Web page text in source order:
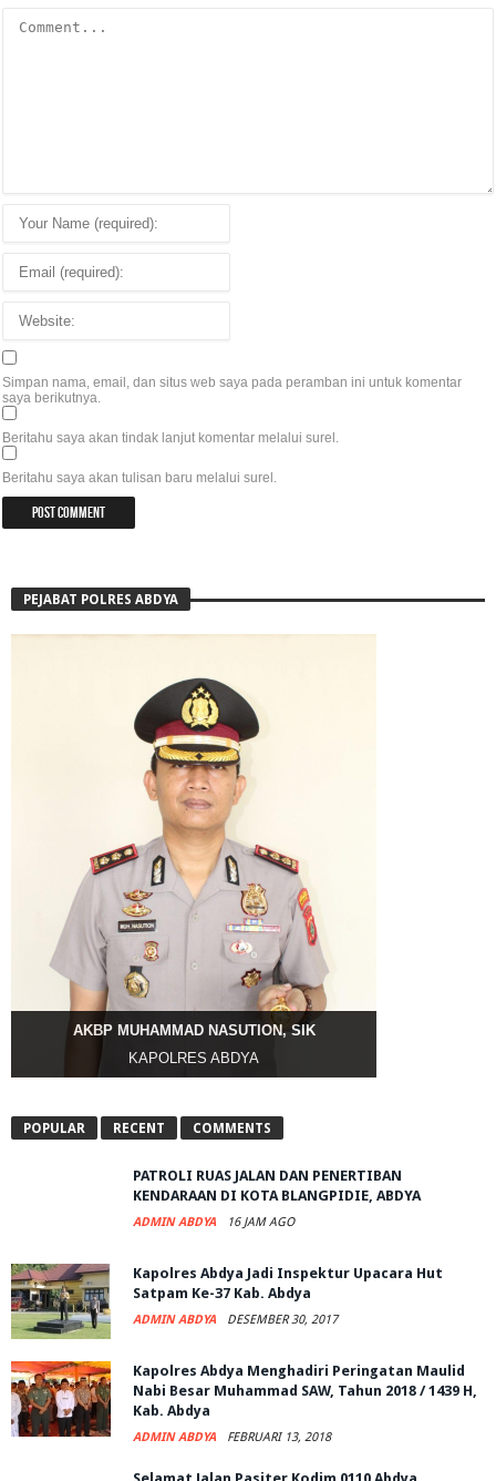
Simpan nama, email, dan situs web saya pada peramban ini untuk komentar
saya berikutnya.
Beritahu saya akan tindak lanjut komentar melalui surel.
Beritahu saya akan tulisan baru melalui surel.
PEJABAT POLRES ABDYA
AKBP MUHAMMAD NASUTION, SIK
KAPOLRES ABDYA
POPULAR RECENT COMMENTS
PATROLI RUAS JALAN DAN PENERTIBAN
KENDARAAN DI KOTA BLANGPIDIE, ABDYA
ADMIN ABDYA 16 JAM AGO
Kapolres Abdya Jadi Inspektur Upacara Hut
Satpam Ke-37 Kab. Abdya
ADMIN ABDYA DESEMBER 30, 2017
Kapolres Abdya Menghadiri Peringatan Maulid
Nabi Besar Muhammad SAW, Tahun 2018 / 1439 H,
Kab. Abdya
ADMIN ABDYA FEBRUARI 13, 2018